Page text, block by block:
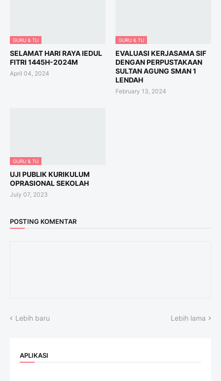
GURU & TU
SELAMAT HARI RAYA IEDUL
FITRI 1445H-2024M
April 04, 2024
GURU & TU
EVALUASI KERJASAMA SIF
DENGAN PERPUSTAKAAN
SULTAN AGUNG SMAN 1
LENDAH
February 13, 2024
GURU & TU
UJI PUBLIK KURIKULUM
OPRASIONAL SEKOLAH
July 07, 2023
POSTING KOMENTAR
Lebih baru Lebih lama
APLIKASI